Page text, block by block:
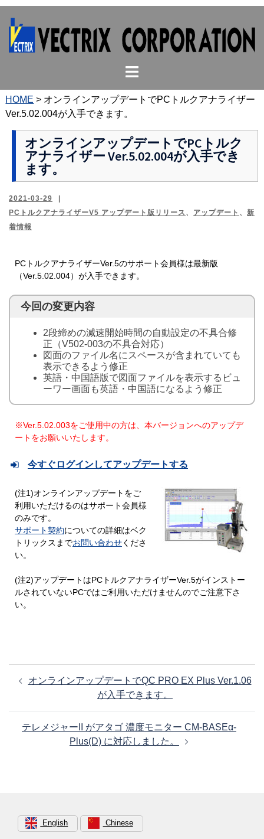
ス
キ
ト
ル
ュ
ー
HOME > オンラインアップデートでPCトルクアナライザー
Ver.5.02.004が入手できます。
オンラインアップデートでPCトルク
アナライザー Ver.5.02.004が入手でき
ます。
2021-03-29
PCトルクアナライザーV5 アップデート版リリース 、 アップデート 、 新
着情報
PCトルクアナライザーVer.5のサポート会員様は最新版
（Ver.5.02.004）が入手できます。
今回の変更内容
2段締めの減速開始時間の自動設定の不具合修
正（V502-003の不具合対応）
図面のファイル名にスペースが含まれていても
表示できるよう修正
英語・中国語版で図面ファイルを表示するビュ
ーワー画面も英語・中国語になるよう修正
※Ver.5.02.003をご使用中の方は、本バージョンへのアップデ
ートをお願いいたします。
今すぐログインしてアップデートする
(注1)オンラインアップデートをご
利用いただけるのはサポート会員様
のみです。
サポート契約についての詳細はベク
トリックスまでお問い合わせくださ
い。
(注2)アップデートはPCトルクアナライザーVer.5がインストー
ルされていないPCではご利用いただけませんのでご注意下さ
い。
稿
ゲ
オンラインアップデートでQC PRO EX Plus Ver.1.06
が入手できます。
テレメジャーII がアタゴ 濃度モニター CM-BASEα-
Plus(D) に対応しました。
English Chinese